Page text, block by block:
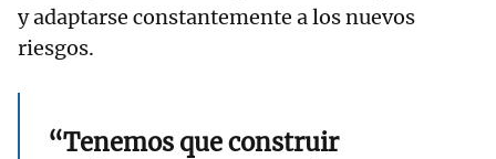
y adaptarse constantemente a los nuevos
riesgos.
“Tenemos que construir